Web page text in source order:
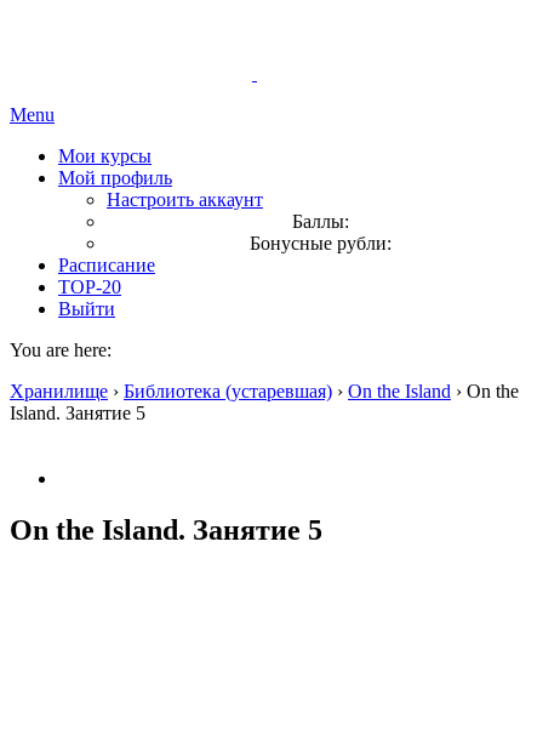
Menu
Мои курсы
Мой профиль
Настроить аккаунт
Баллы:
Бонусные рубли:
Расписание
TOP-20
Выйти
You are here:
Хранилище › Библиотека (устаревшая) › On the Island › On the
Island. Занятие 5
On the Island. Занятие 5